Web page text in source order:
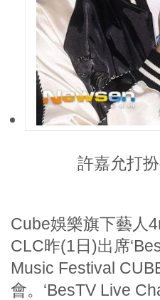
許嘉允打
Cube娛樂旗下藝人
CLC昨(1日)出席
Music Festival
會。‘BesTV Live